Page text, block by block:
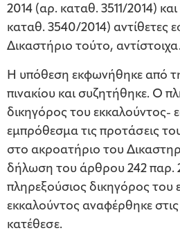
2014 (αρ. καταθ. 3511/2014)
καταθ. 3540/2014) αντίθετες
Δικαστήριο τούτο,
Η υπόθεση εκφωνήθηκε από
πινακίου και συζητήθηκε. Ο
δικηγόρος του εκκαλούντος-
εμπρόθεσμα τις προτάσεις
στο ακροατήριο του
δήλωση του άρθρου 242
πληρεξούσιος δικηγόρος του
εκκαλούντος αναφέρθηκε
κατέθεσε.